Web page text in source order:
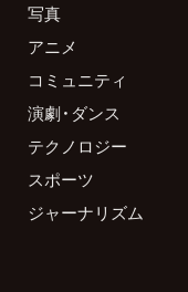
写真
アニメ
コミュニティ
演劇・ダンス
テクノロジー
スポーツ
ジャーナリズム